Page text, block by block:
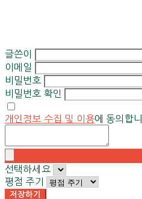
글쓴이
이메일
비밀번호
비밀번호 확인
개인정보 수집 및 이용에 동의합
선택하세요
평점 주기
저장하기